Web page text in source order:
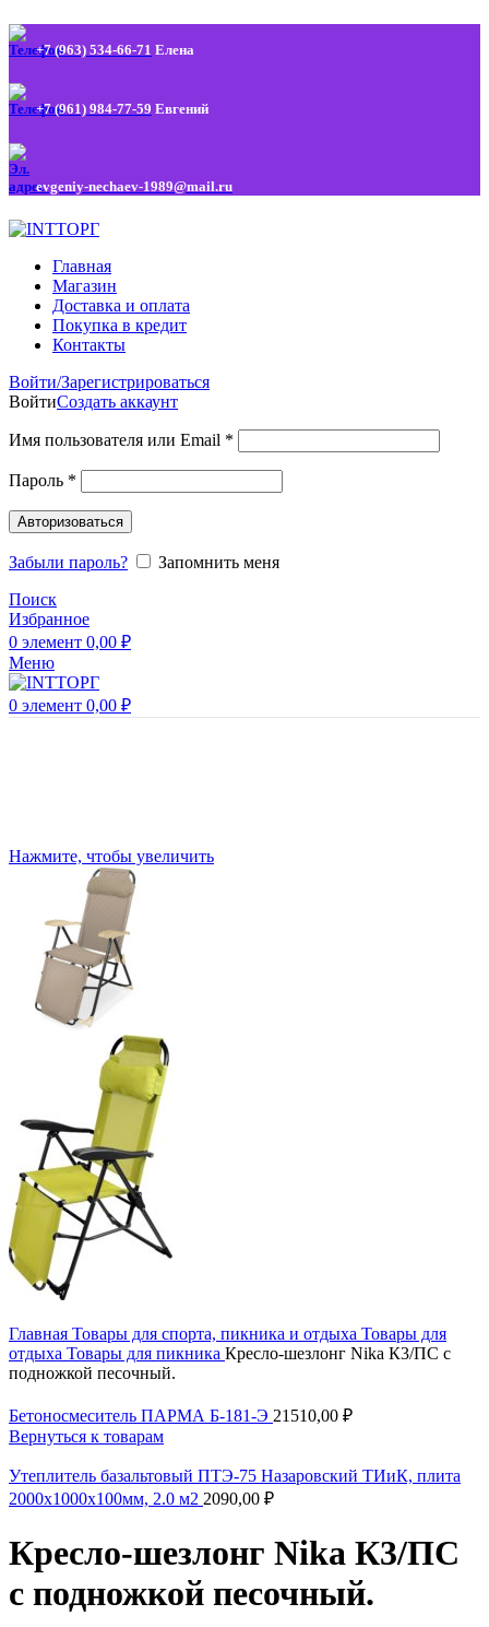
+7 (963) 534-66-71 Елена
+7 (961) 984-77-59 Евгений
evgeniy-nechaev-1989@mail.ru
Главная
Магазин
Доставка и оплата
Покупка в кредит
Контакты
Войти/Зарегистрироваться
ВойтиСоздать аккаунт
Имя пользователя или Email *
Пароль *
Авторизоваться
Забыли пароль?
Запомнить меня
Поиск
Избранное
0 элемент 0,00 ₽
Меню
0 элемент 0,00 ₽
Нажмите, чтобы увеличить
Главная Товары для спорта, пикника и отдыха Товары для
отдыха Товары для пикника Кресло-шезлонг Nika К3/ПС с
подножкой песочный.
Бетоносмеситель ПАРМА Б-181-Э 21510,00 ₽
Вернуться к товарам
Утеплитель базальтовый ПТЭ-75 Назаровский ТИиК, плита
2000х1000х100мм, 2.0 м2 2090,00 ₽
Кресло-шезлонг Nika К3/ПС
с подножкой песочный.